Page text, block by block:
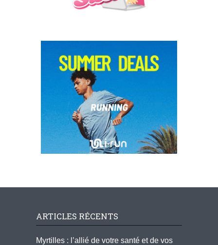
ARTICLES RÉCENTS
Myrtilles : l’allié de votre santé et de vos